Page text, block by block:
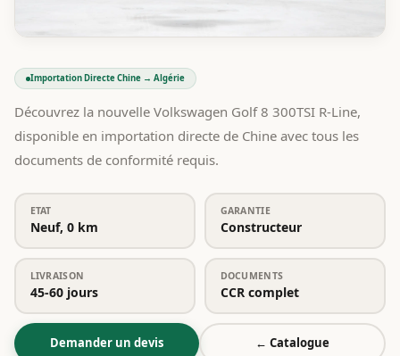
Importation Directe Chine → Algérie
Découvrez la nouvelle Volkswagen Golf 8 300TSI R-Line,
disponible en importation directe de Chine avec tous les
documents de conformité requis.
ETAT
Neuf, 0 km
GARANTIE
Constructeur
LIVRAISON
45-60 jours
DOCUMENTS
CCR complet
Demander un devis ← Catalogue